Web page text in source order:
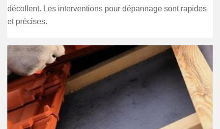
décollent. Les interventions pour dépannage sont rapides
et précises.